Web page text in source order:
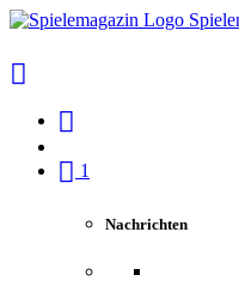
1
Nachrichten